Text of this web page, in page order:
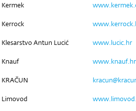
Kermek
Kerrock
Klesarstvo Antun Lucić www.lucic.hr
Knauf www.knauf.hr
KRAČUN
Limovod